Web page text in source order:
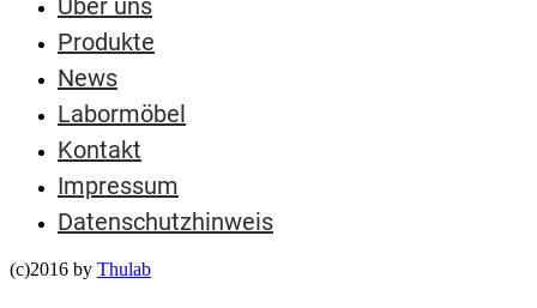
Über uns
Produkte
News
Labormöbel
Kontakt
Impressum
Datenschutzhinweis
(c)2016 by Thulab